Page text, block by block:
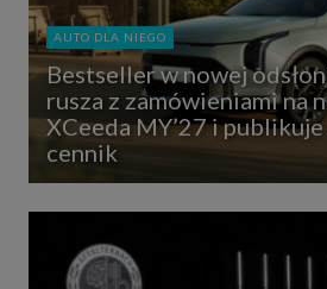
AUTO DLA NIEGO
Bestseller w nowej
rusza z zamówieniami na
XCeeda MY’27 i
cennik